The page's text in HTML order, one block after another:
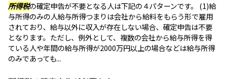
所得税の確定申告が不要となる人は下記の４パターンです。 (1)給
与所得のみの人給与所得つまりは会社から給料をもらう形で雇用
されており、給与以外に収入が存在しない場合、確定申告は不要
となります。ただし、例外として、複数の会社から給与所得を得
ている人や年間の給与所得が2000万円以上の場合などは給与所得
のみであっても...